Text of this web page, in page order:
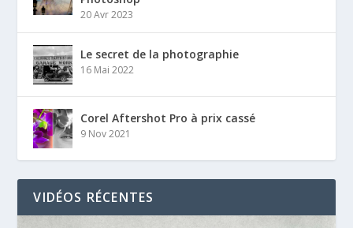
20 Avr 2023
Le secret de la photographie
16 Mai 2022
Corel Aftershot Pro à prix cassé
9 Nov 2021
VIDÉOS RÉCENTES